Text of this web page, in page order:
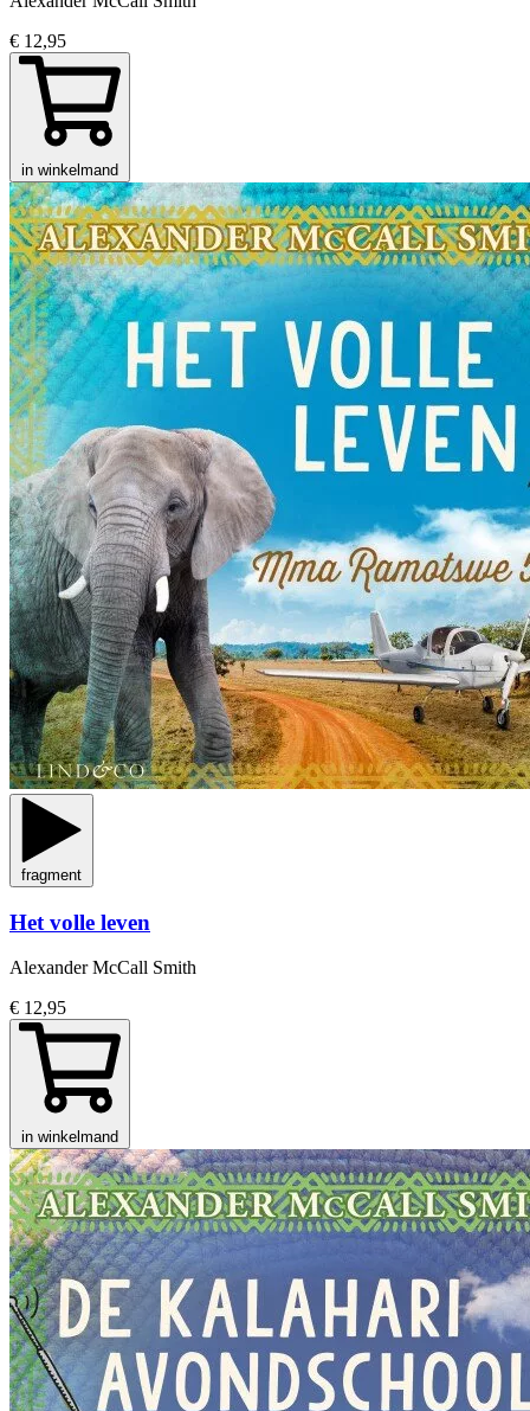
€ 12,95
in winkelmand
fragment
Het volle leven
Alexander McCall Smith
€ 12,95
in winkelmand